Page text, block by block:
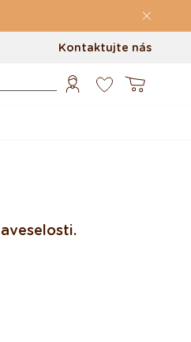
Kontaktujte nás
Košík
veselosti.